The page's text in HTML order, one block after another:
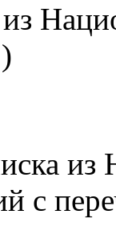
из
из
с